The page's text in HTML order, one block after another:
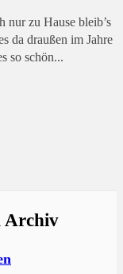
zu Hause bleib’s
da draußen im Jahre
so schön...
Archiv